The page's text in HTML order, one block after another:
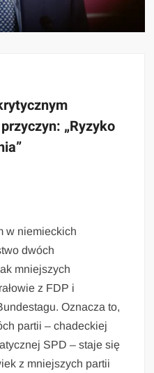
„Ryzyko
w niemieckich
dwóch
mniejszych
z FDP i
Oznacza to,
partii – chadeckiej
SPD – staje się
z mniejszych partii